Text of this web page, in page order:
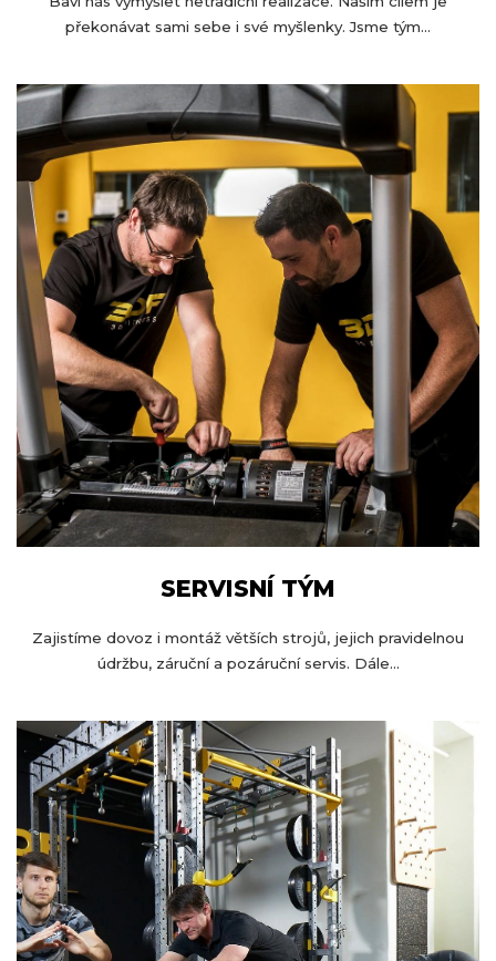
překonávat sami sebe i své myšlenky. Jsme tým...
SERVISNÍ TÝM
Zajistíme dovoz i montáž větších strojů, jejich pravidelnou
údržbu, záruční a pozáruční servis. Dále...